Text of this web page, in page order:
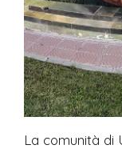
La comunità di